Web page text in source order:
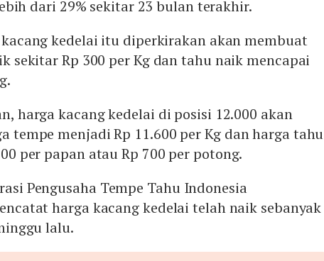
dari 29% sekitar 23 bulan terakhir.
kedelai itu diperkirakan akan membuat
sekitar Rp 300 per Kg dan tahu naik mencapai
harga kacang kedelai di posisi 12.000 akan
tempe menjadi Rp 11.600 per Kg dan harga tahu
per papan atau Rp 700 per potong.
Pengusaha Tempe Tahu Indonesia
harga kacang kedelai telah naik sebanyak
lalu.